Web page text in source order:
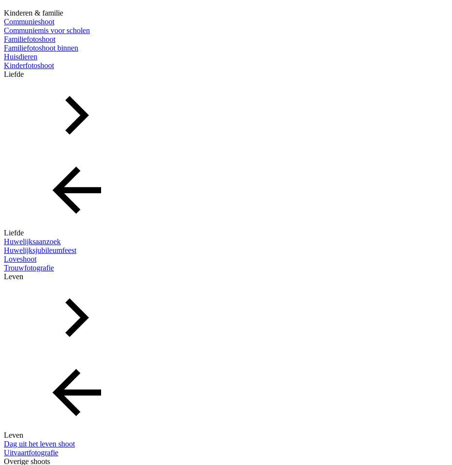
Kinderen & familie
Communieshoot
Communiemis voor scholen
Familiefotoshoot
Familiefotoshoot binnen
Huisdieren
Kinderfotoshoot
Liefde
Liefde
Huwelijksaanzoek
Huwelijksjubileumfeest
Loveshoot
Trouwfotografie
Leven
Leven
Dag uit het leven shoot
Uitvaartfotografie
Overige shoots